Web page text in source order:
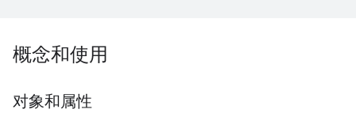
概念和使用
对象和属性